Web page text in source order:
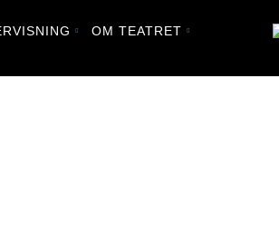
OM TEATRET